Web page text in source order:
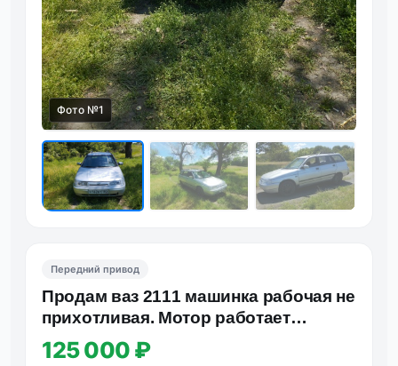
Фото №1
Передний привод
Продам ваз 2111 машинка рабочая не
прихотливая. Мотор работает
хорошо не дымит не троит, к…
125 000 ₽